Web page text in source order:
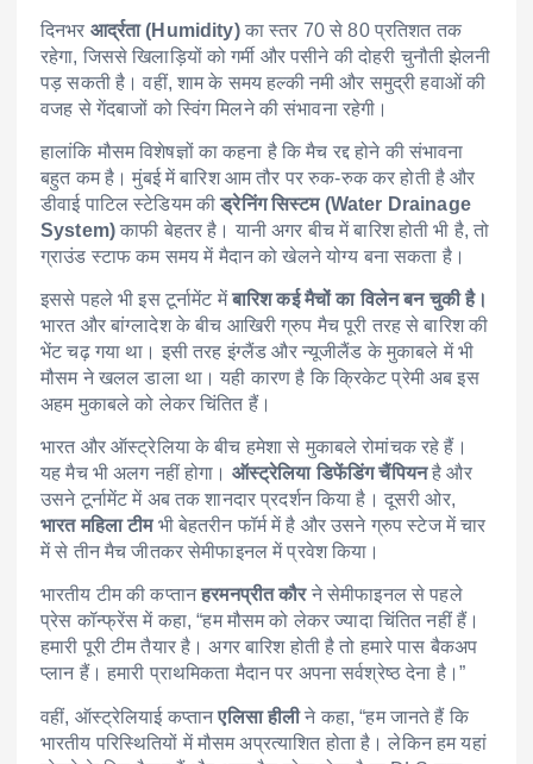
दिनभर आर्द्रता (Humidity)का स्तर 70 से 80 प्रतिशत तक
रहेगा, जिससे खिलाड़ियों को गर्मी और पसीने की दोहरी चुनौती झेलनी
पड़ सकती है। वहीं, शाम के समय हल्की नमी और समुद्री हवाओं की
वजह से गेंदबाजों को स्विंग मिलने की संभावना रहेगी।
हालांकि मौसम विशेषज्ञों का कहना है कि मैच रद्द होने की संभावना
बहुत कम है। मुंबई में बारिश आम तौर पर रुक-रुक कर होती है और
डीवाई पाटिल स्टेडियम कीड्रेनिंग सिस्टम (Water Drainage
System) काफी बेहतर है। यानी अगर बीच में बारिश होती भी है, तो
ग्राउंड स्टाफ कम समय में मैदान को खेलने योग्य बना सकता है।
इससे पहले भी इस टूर्नामेंट मेंबारिश कई मैचों का विलेन बन चुकी है।
भारत और बांग्लादेश के बीच आखिरी ग्रुप मैच पूरी तरह से बारिश की
भेंट चढ़ गया था। इसी तरह इंग्लैंड और न्यूजीलैंड के मुकाबले में भी
मौसम ने खलल डाला था। यही कारण है कि क्रिकेट प्रेमी अब इस
अहम मुकाबले को लेकर चिंतित हैं।
भारत और ऑस्ट्रेलिया के बीच हमेशा से मुकाबले रोमांचक रहे हैं।
यह मैच भी अलग नहीं होगा। ऑस्ट्रेलिया डिफेंडिंग चैंपियनहै और
उसने टूर्नामेंट में अब तक शानदार प्रदर्शन किया है। दूसरी ओर,
भारत महिला टीमभी बेहतरीन फॉर्म में है और उसने ग्रुप स्टेज में चार
में से तीन मैच जीतकर सेमीफाइनल में प्रवेश किया।
भारतीय टीम की कप्तानहरमनप्रीत कौरने सेमीफाइनल से पहले
प्रेस कॉन्फ्रेंस में कहा, “हम मौसम को लेकर ज्यादा चिंतित नहीं हैं।
हमारी पूरी टीम तैयार है। अगर बारिश होती है तो हमारे पास बैकअप
प्लान हैं। हमारी प्राथमिकता मैदान पर अपना सर्वश्रेष्ठ देना है।”
वहीं, ऑस्ट्रेलियाई कप्तानएलिसा हीलीने कहा, “हम जानते हैं कि
भारतीय परिस्थितियों में मौसम अप्रत्याशित होता है। लेकिन हम यहां